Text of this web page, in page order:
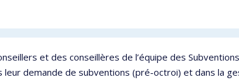
et des conseillères de l’équipe des
leur demande de subventions (pré-octroi) et dans la